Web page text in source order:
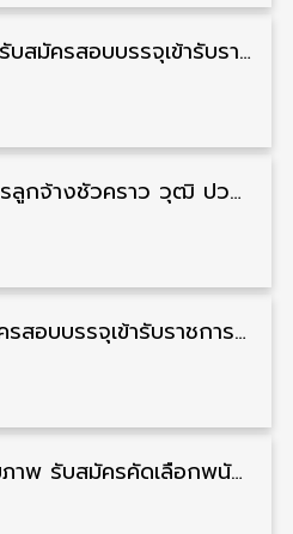
กรมการขนส่งทางบก รับสมัครสอบบรรจุเข้ารับราชการ วุฒิ ปวส. 24 อัตรา รับสมัคร 18 สิงหาคม – 7 กันยายน
กรมสรรพากร รับสมัครลูกจ้างชั่วคราว วุฒิ ปวช./ป.ตรี 138 อัตรา รับสมัคร 17 – 31 สิงหาคม
กรมควบคุมโรค รับสมัครสอบบรรจุเข้ารับราชการ วุฒิ ปวส./ป.ตรี 17 อัตรา รับสมัคร 17 สิงหาคม – 4 กันยายน
กรมสนับสนุนบริการสุขภาพ รับสมัครคัดเลือกพนักงานราชการ วุฒิ ปวส./ป.ตรี 13 อัตรา รับสมัคร 11 – 20 สิงหาคม